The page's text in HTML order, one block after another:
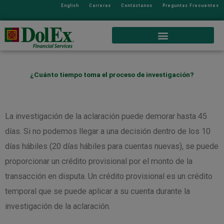
English Carreras Contáctanos Preguntas Frecuentes
¿Cuánto tiempo toma el proceso de investigación?
La investigación de la aclaración puede demorar hasta 45
días. Si no podemos llegar a una decisión dentro de los 10
días hábiles (20 días hábiles para cuentas nuevas), se puede
proporcionar un crédito provisional por el monto de la
transacción en disputa. Un crédito provisional es un crédito
temporal que se puede aplicar a su cuenta durante la
investigación de la aclaración.